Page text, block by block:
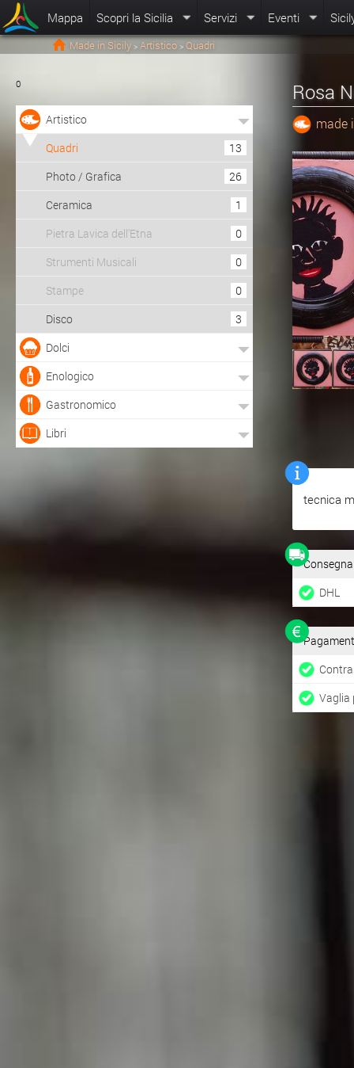
Mappa Scopri la Sicilia Servizi Eventi
Made in Sicily > Artistico > Quadri
0
Artistico
Quadri
13
Photo / Grafica
26
Ceramica
1
Pietra Lavica dell'Etna
0
Strumenti Musicali
0
Stampe
0
Disco
3
Dolci
Enologico
Gastronomico
Libri
Rosa
made
tecnica
DHL
Vaglia